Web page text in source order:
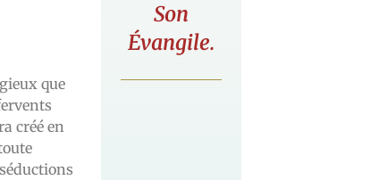
que
créé en
Son
Évangile.